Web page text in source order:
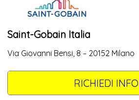
Saint-Gobain Italia
Via Giovanni Bensi, 8 – 20152 Milano
RICHIEDI INFO